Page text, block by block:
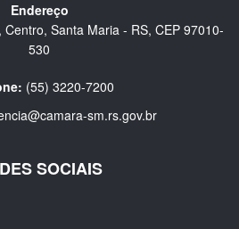
Endereço
Santa Maria - RS, CEP 97010-
530
(55) 3220-7200
sm.rs.gov.br
SOCIAIS